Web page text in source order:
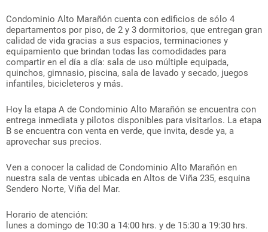
Condominio Alto Marañón cuenta con edificios de sólo 4
departamentos por piso, de 2 y 3 dormitorios, que entregan gran
calidad de vida gracias a sus espacios, terminaciones y
equipamiento que brindan todas las comodidades para
compartir en el día a día: sala de uso múltiple equipada,
quinchos, gimnasio, piscina, sala de lavado y secado, juegos
infantiles, bicicleteros y más.
Hoy la etapa A de Condominio Alto Marañón se encuentra con
entrega inmediata y pilotos disponibles para visitarlos. La etapa
B se encuentra con venta en verde, que invita, desde ya, a
aprovechar sus precios.
Ven a conocer la calidad de Condominio Alto Marañón en
nuestra sala de ventas ubicada en Altos de Viña 235, esquina
Sendero Norte, Viña del Mar.
Horario de atención:
lunes a domingo de 10:30 a 14:00 hrs. y de 15:30 a 19:30 hrs.